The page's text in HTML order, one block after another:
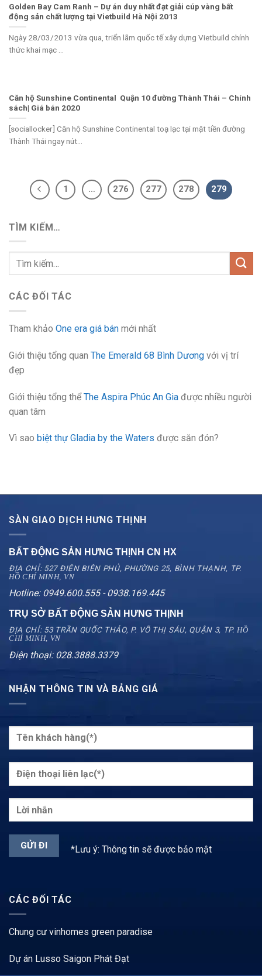
Golden Bay Cam Ranh – Dự án duy nhất đạt giải cúp vàng bất
động sản chất lượng tại Vietbuild Hà Nội 2013
Ngày 28/03/2013 vừa qua, triển lãm quốc tế xây dựng Vietbuild chính
thức khai mạc ...
Căn hộ Sunshine Continental Quận 10 đường Thành Thái – Chính
sách| Giá bán 2020
[sociallocker] Căn hộ Sunshine Continental toạ lạc tại mặt tiền đường
Thành Thái ngay nút...
1 … 276 277 278 279
TÌM KIẾM…
CÁC ĐỐI TÁC
Tham khảo One era giá bán mới nhất
Giới thiệu tổng quan The Emerald 68 Bình Dương với vị trí
đẹp
Giới thiệu tổng thểThe Aspira Phúc An Gia được nhiều người
quan tâm
Vì sao biệt thự Gladia by the Waters được săn đón?
SÀN GIAO DỊCH HƯNG THỊNH
BẤT ĐỘNG SẢN HƯNG THỊNH CN HX
ĐỊA CHỈ: 527 ĐIỆN BIÊN PHỦ, PHƯỜNG 25, BÌNH THẠNH, TP.
HỒ CHÍ MINH, VN
Hotline: 0949.600.555 - 0938.169.445
TRỤ SỞ BẤT ĐỘNG SẢN HƯNG THỊNH
ĐỊA CHỈ: 53 TRẦN QUỐC THẢO, P. VÕ THỊ SÁU, QUẬN 3, TP.HỒ
CHÍ MINH, VN
Điện thoại: 028.3888.3379
NHẬN THÔNG TIN VÀ BẢNG GIÁ
*Lưu ý: Thông tin sẽ được bảo mật
CÁC ĐỐI TÁC
Chung cư vinhomes green paradise
Dự án Lusso Saigon Phát Đạt